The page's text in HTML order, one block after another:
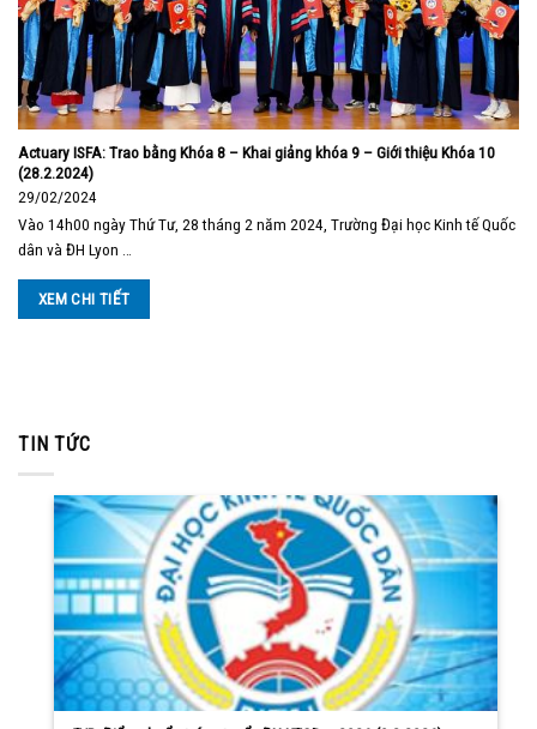
Actuary ISFA: Trao bằng Khóa 8 – Khai giảng khóa 9 – Giới thiệu Khóa 10
(28.2.2024)
29/02/2024
Vào 14h00 ngày Thứ Tư, 28 tháng 2 năm 2024, Trường Đại học Kinh tế Quốc
dân và ĐH Lyon …
XEM CHI TIẾT
TIN TỨC